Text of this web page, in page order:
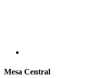
Mesa Central